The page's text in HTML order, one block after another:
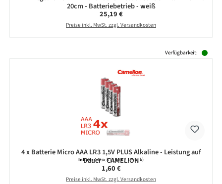
20cm - Batteriebetrieb - weiß
Regulärer Preis:
25,19 €
Preise inkl. MwSt. zzgl. Versandkosten
Verfügbarkeit:
4 x Batterie Micro AAA LR3 1,5V PLUS Alkaline - Leistung auf
Dauer - CAMELION
Inhalt:4 Stück(0,40 € / 1 Stück)
Regulärer Preis:
1,60 €
Preise inkl. MwSt. zzgl. Versandkosten